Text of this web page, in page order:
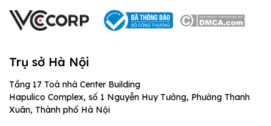
Trụ sở Hà Nội
Tầng 17 Toà nhà Center Building
Hapulico Complex, số 1 Nguyễn Huy Tưởng, Phường Thanh
Xuân, Thành phố Hà Nội